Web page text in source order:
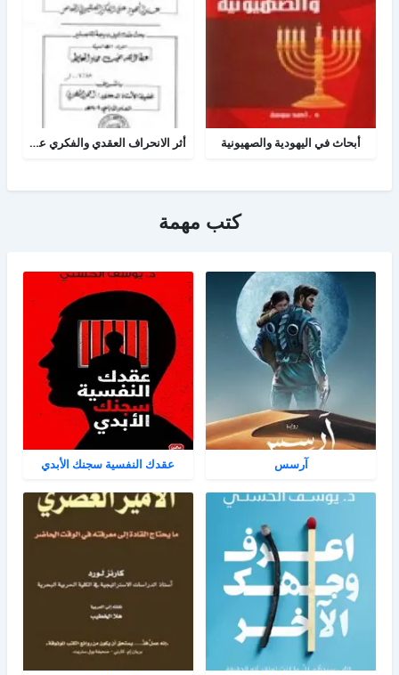
أبحاث في اليهودية والصهيونية أثر الانحراف العقدي والفكري عند اليهود على الفكر الصهيوني المعاصر
كتب مهمة
آرسس عقدك النفسية سجنك الأبدي